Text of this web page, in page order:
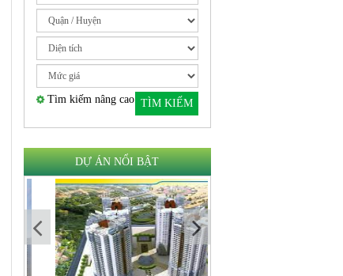
Tìm kiếm nâng cao TÌM KIẾM
DỰ ÁN NỔI BẬT